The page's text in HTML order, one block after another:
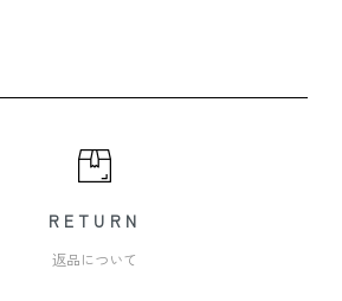
RETURN
返品について